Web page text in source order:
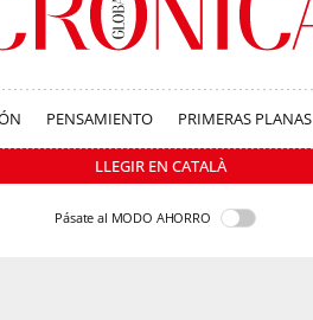
PENSAMIENTO PRIMERAS PLANAS
LLEGIR EN CATALÀ
Pásate al MODO AHORRO